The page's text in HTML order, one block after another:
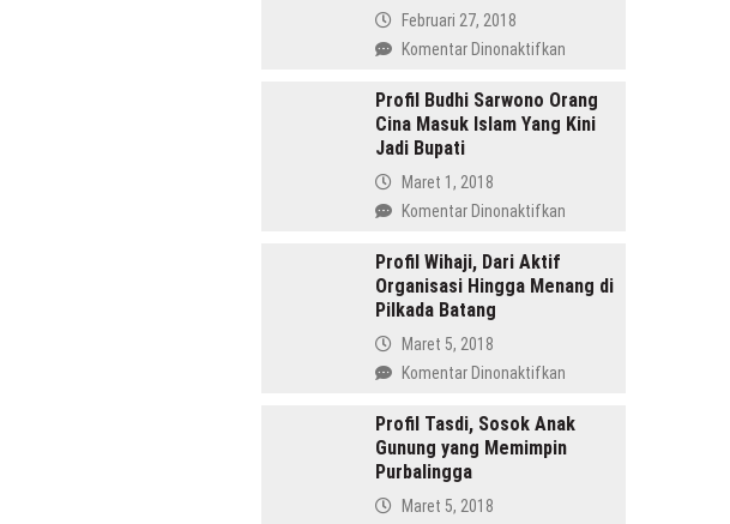
Februari 27, 2018
Komentar Dinonaktifkanpada
Daulay,
SH
Yang
Periode
Profil Budhi Sarwono Orang
Cina Masuk Islam Yang Kini
Jadi Bupati
Maret 1, 2018
Komentar Dinonaktifkanpada
Sarwono
Islam
Kini
Jadi
Profil Wihaji, Dari Aktif
Organisasi Hingga Menang di
Pilkada Batang
Maret 5, 2018
Komentar Dinonaktifkanpada
Wihaji,
Dari
Profil Tasdi, Sosok Anak
Gunung yang Memimpin
Purbalingga
Maret 5, 2018